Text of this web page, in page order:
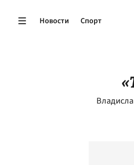
Новости Спорт